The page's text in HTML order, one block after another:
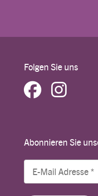
Folgen Sie uns
Abonnieren Sie